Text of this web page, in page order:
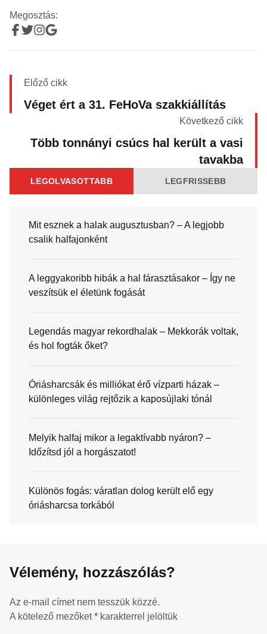
Megosztás:
Előző cikk
Véget ért a 31. FeHoVa szakkiállítás
Következő cikk
Több tonnányi csúcs hal került a vasi
tavakba
LEGOLVASOTTABB LEGFRISSEBB
Mit esznek a halak augusztusban? – A legjobb
csalik halfajonként
A leggyakoribb hibák a hal fárasztásakor – Így ne
veszítsük el életünk fogását
Legendás magyar rekordhalak – Mekkorák voltak,
és hol fogták őket?
Óriásharcsák és milliókat érő vízparti házak –
különleges világ rejtőzik a kaposújlaki tónál
Melyik halfaj mikor a legaktívabb nyáron? –
Időzítsd jól a horgászatot!
Különös fogás: váratlan dolog került elő egy
óriásharcsa torkából
Vélemény, hozzászólás?
Az e-mail címet nem tesszük közzé.
A kötelező mezőket* karakterrel jelöltük